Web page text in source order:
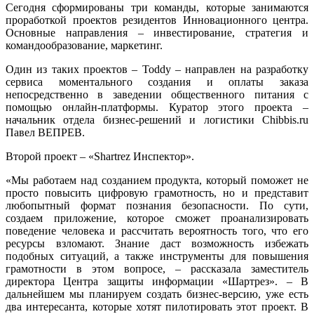
Сегодня сформированы три команды, которые занимаются
проработкой проектов резидентов Инновационного центра.
Основные направления – инвестирование, стратегия и
командообразование, маркетинг.
Один из таких проектов – Toddy – направлен на разработку
сервиса моментального создания и оплаты заказа
непосредственно в заведении общественного питания с
помощью онлайн-платформы. Куратор этого проекта –
начальник отдела бизнес-решений и логистики Chibbis.ru
Павел ВЕПРЕВ.
Второй проект – «Shartrez Инспектор».
«Мы работаем над созданием продукта, который поможет не
просто повысить цифровую грамотность, но и представит
любопытный формат познания безопасности. По сути,
создаем приложение, которое сможет проанализировать
поведение человека и рассчитать вероятность того, что его
ресурсы взломают. Знание даст возможность избежать
подобных ситуаций, а также инструменты для повышения
грамотности в этом вопросе, – рассказала заместитель
директора Центра защиты информации «Шартрез». – В
дальнейшем мы планируем создать бизнес-версию, уже есть
два интересанта, которые хотят пилотировать этот проект. В